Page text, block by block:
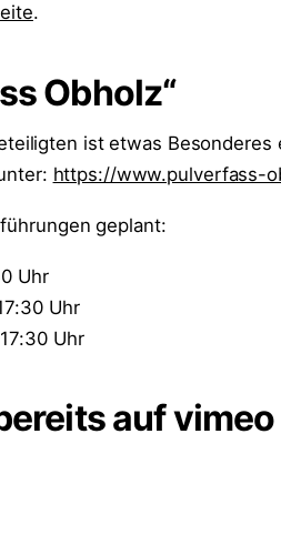
.
Obholz“
ist etwas Besonderes
https://www.pulverfass-
geplant:
Uhr
Uhr
Uhr
auf vimeo